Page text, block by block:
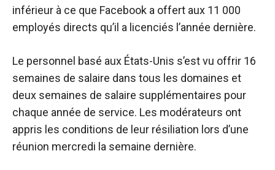
inférieur à ce que Facebook a offert aux 11 000
employés directs qu’il a licenciés l’année dernière.
Le personnel basé aux États-Unis s’est vu offrir 16
semaines de salaire dans tous les domaines et
deux semaines de salaire supplémentaires pour
chaque année de service. Les modérateurs ont
appris les conditions de leur résiliation lors d’une
réunion mercredi la semaine dernière.